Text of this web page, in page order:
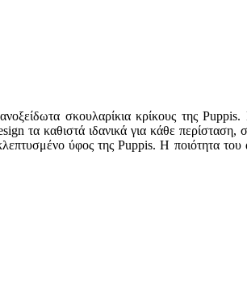
ανοξείδωτα σκουλαρίκια κρίκους της
τα καθιστά ιδανικά για κάθε περίσταση,
ύφος της Puppis. Η ποιότητα